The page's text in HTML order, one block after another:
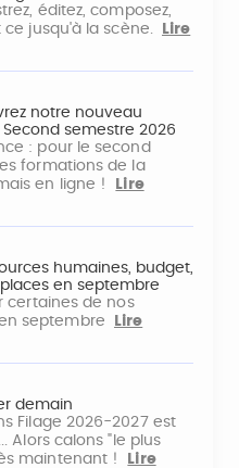
éditez, composez,
ce jusqu'à la scène.
Lire
notre nouveau
semestre 2026
: pour le second
formations de la
en ligne !
Lire
humaines, budget,
en septembre
certaines de nos
septembre
Lire
demain
Filage 2026-2027 est
Alors calons "le plus
maintenant !
Lire